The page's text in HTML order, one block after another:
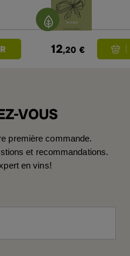
12,20 €
VOUS
première commande.
et recommandations.
en vins!